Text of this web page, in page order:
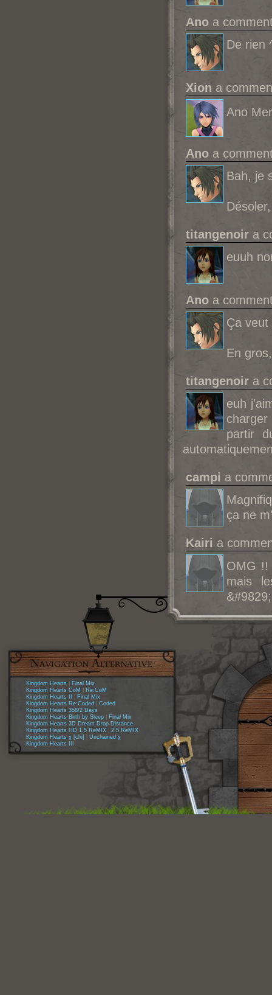
Ano a
De rien
Xion a
Ano
Ano a
Bah, je
titangenoir a
euuh
Ano a
Ça
En
titangenoir a
euh
partir
campi a
ça ne
Kairi a
OMG
mais
Kingdom Hearts
Final Mix
Kingdom Hearts CoM
Re:CoM
Kingdom Hearts II
Final Mix
Kingdom Hearts Re:Coded
Coded
Kingdom Hearts 358/2 Days
Kingdom Hearts Birth by Sleep
Final Mix
Kingdom Hearts 3D Dream Drop Distance
Kingdom Hearts HD 1.5 ReMIX
2.5 ReMIX
Kingdom Hearts χ [chi]
Unchained χ
Kingdom Hearts III